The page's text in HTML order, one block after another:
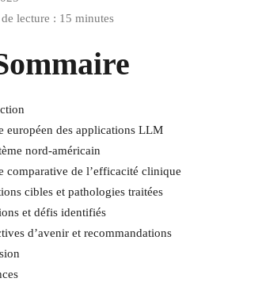
lecture : 15 minutes
européen des applications LLM
nord-américain
comparative de l’efficacité clinique
cibles et pathologies traitées
et défis identifiés
d’avenir et recommandations